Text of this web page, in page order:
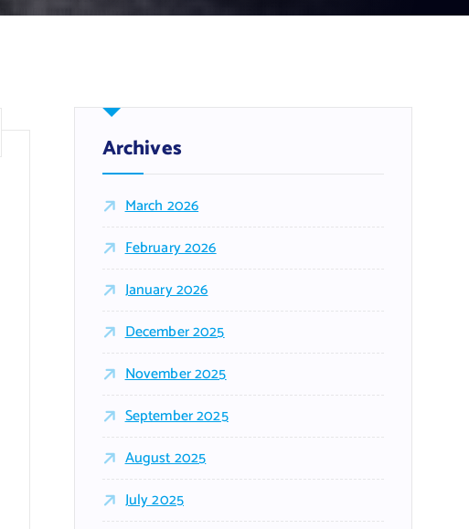
Archives
March 2026
February 2026
January 2026
December 2025
November 2025
September 2025
August 2025
July 2025